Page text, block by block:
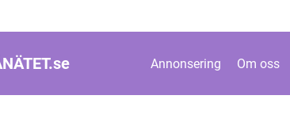
se Annonsering Om oss